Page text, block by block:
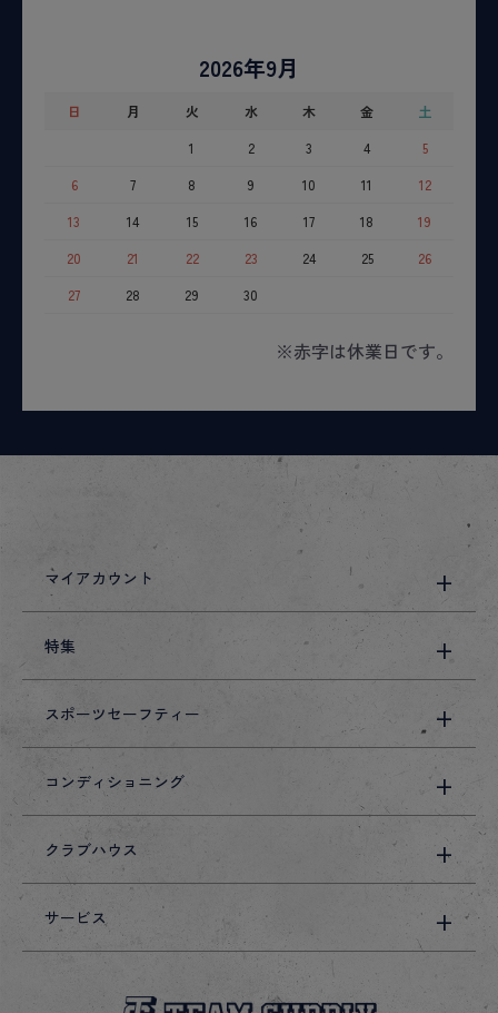
2026年9月
日 月 火 水 木 金
土
1
2 3 4
5
6
7 8 9 10 11
12
13
14 15 16 17 18
19
20
21 22 23 24 25
26
27
28 29 30
※赤字は休業日です。
マイアカウント
特集
スポーツセーフティー
コンディショニング
クラブハウス
サービス